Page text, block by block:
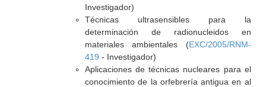
Investigador)
Técnicas ultrasensibles para la
determinación de radionucleidos en
materiales ambientales (EXC/2005/RNM-
419 - Investigador)
Aplicaciones de técnicas nucleares para el
conocimiento de la orfebrería antigua en al